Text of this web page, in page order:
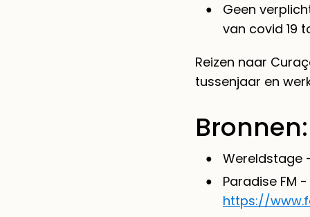
Geen
van covid 19
Reizen naar
tussenjaar en
Bronnen:
Paradise FM -
https://